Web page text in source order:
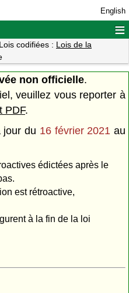
English
≡
Lois codifiées : Lois de la
non officielle.
veuillez vous reporter à
PDF.
jour du 16 février 2021 au
édictées après le
est rétroactive,
à la fin de la loi